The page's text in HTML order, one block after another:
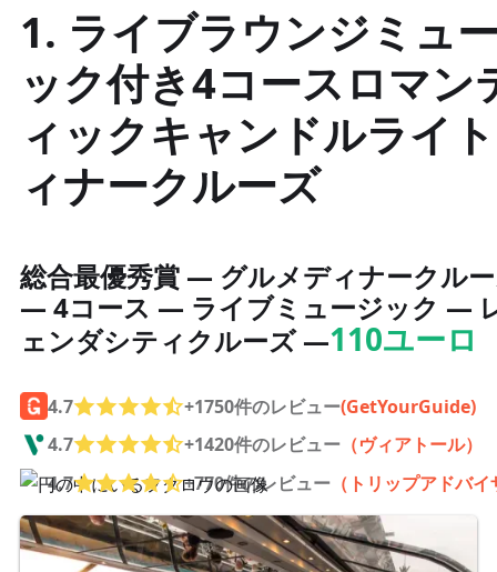
1. ライブラウンジミュ
ック付き4コースロマン
ィックキャンドルライ
ィナークルーズ
総合最優秀賞 — グルメディナークル
— 4コース — ライブミュージック —
ェンダシティクルーズ —110ユーロ
+1750件のレビュー(GetYourGuide)
4.7
+1420件のレビュー（ヴィアトール）
4.7
+770件のレビュー（トリップアドバイ
4.7